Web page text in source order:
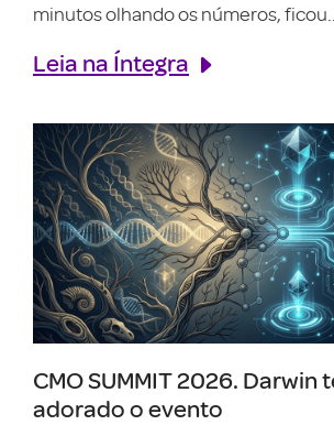
minutos olhando os números,
Leia na Íntegra
CMO SUMMIT 2026. Darwin
adorado o evento